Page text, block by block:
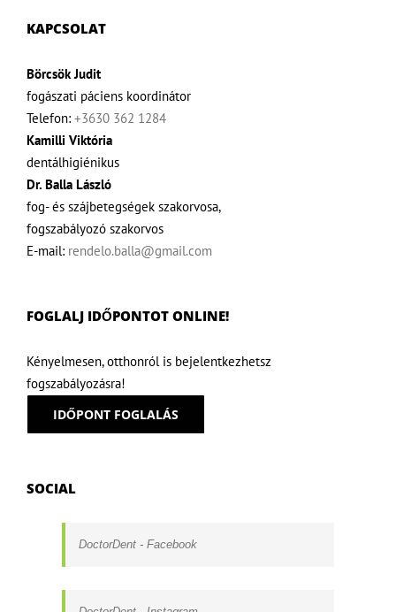
KAPCSOLAT
Börcsök Judit
fogászati páciens koordinátor
Telefon: +3630 362 1284
Kamilli Viktória
dentálhigiénikus
Dr. Balla László
fog- és szájbetegségek szakorvosa,
fogszabályozó szakorvos
E-mail: rendelo.balla@gmail.com
FOGLALJ IDŐPONTOT ONLINE!
Kényelmesen, otthonról is bejelentkezhetsz
fogszabályozásra!
IDŐPONT FOGLALÁS
SOCIAL
DoctorDent - Facebook